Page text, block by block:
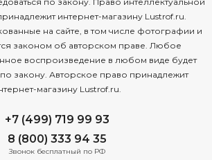
интернет-магазину Lustrof.ru.
на сайте, в том числе фотографии и
законом об авторском праве. Любое
воспроизведение в любом виде будет
закону. Авторское право принадлежит
магазину Lustrof.ru.
+7 (499) 719 99 93
8 (800) 333 94 35
Звонок бесплатный по РФ